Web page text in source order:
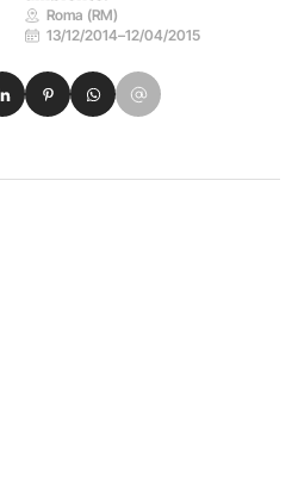
Roma (RM)
13/12/2014–12/04/2015
Facebook
su Xsu LinkedIn
Condividi su Pinterest
Condividi su WhatsApp
Condividi su Email